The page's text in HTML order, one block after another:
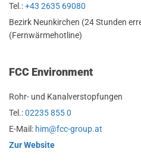
Tel.:+43 2635 69080
Bezirk Neunkirchen (24 Stunden
(Fernwärmehotline)
FCC Environment
Rohr- und Kanalverstopfungen
Tel.:02235 855 0
E-Mail: him@fcc-group.at
Zur Website